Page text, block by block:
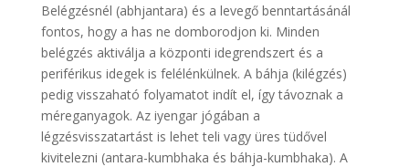
Belégzésnél (abhjantara) és a levegő benntartásánál
fontos, hogy a has ne domborodjon ki. Minden
belégzés aktiválja a központi idegrendszert és a
periférikus idegek is felélénkülnek. A báhja (kilégzés)
pedig visszaható folyamatot indít el, így távoznak a
méreganyagok. Az iyengar jógában a
légzésvisszatartást is lehet teli vagy üres tüdővel
kivitelezni (antara-kumbhaka és báhja-kumbhaka). A